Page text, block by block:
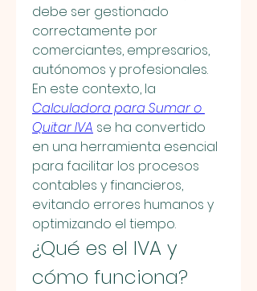
debe ser gestionado
correctamente por
comerciantes, empresarios,
autónomos y profesionales.
Calculadora para Sumar o
Quitar IVA se ha convertido
en una herramienta esencial
para facilitar los procesos
contables y financieros,
evitando errores humanos y
optimizando el tiempo.
¿Qué es el IVA y
cómo funciona?